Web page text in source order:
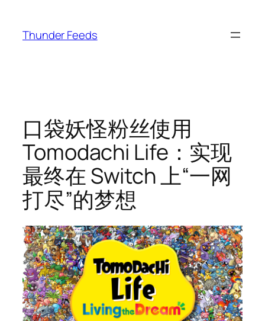
Thunder Feeds
口袋妖怪粉丝使用
Tomodachi Life：实现
最终在 Switch 上“一网
打尽”的梦想